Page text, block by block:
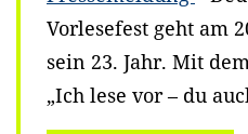
Vorlesefest geht am
sein 23. Jahr. Mit
„Ich lese vor – du